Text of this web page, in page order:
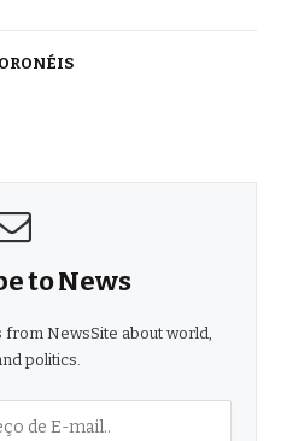
to News
from NewsSite about world,
politics.